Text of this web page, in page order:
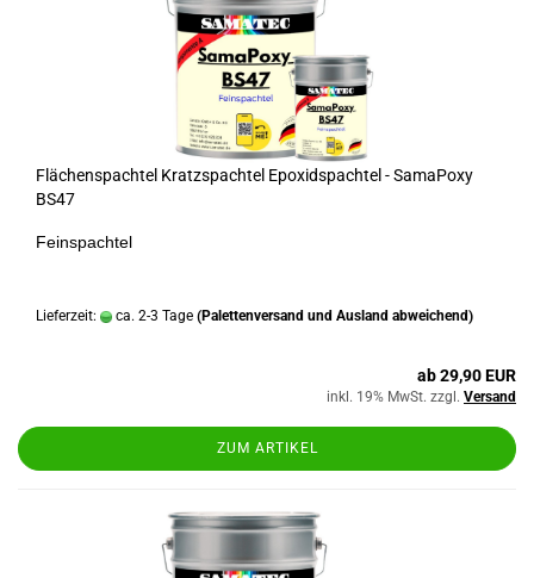
Flächenspachtel Kratzspachtel Epoxidspachtel - SamaPoxy
BS47
Feinspachtel
Lieferzeit: ca. 2-3 Tage (Palettenversand und Ausland abweichend)
ab 29,90 EUR
inkl. 19% MwSt. zzgl. Versand
ZUM ARTIKEL